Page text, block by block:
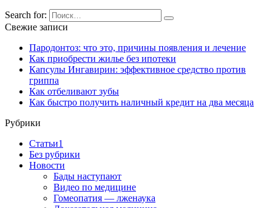
Search for:
Свежие записи
Пародонтоз: что это, причины появления и лечение
Как приобрести жилье без ипотеки
Капсулы Ингавирин: эффективное средство против
гриппа
Как отбеливают зубы
Как быстро получить наличный кредит на два месяца
Рубрики
Cтатьи1
Без рубрики
Новости
Бады наступают
Видео по медицине
Гомеопатия — лженаука